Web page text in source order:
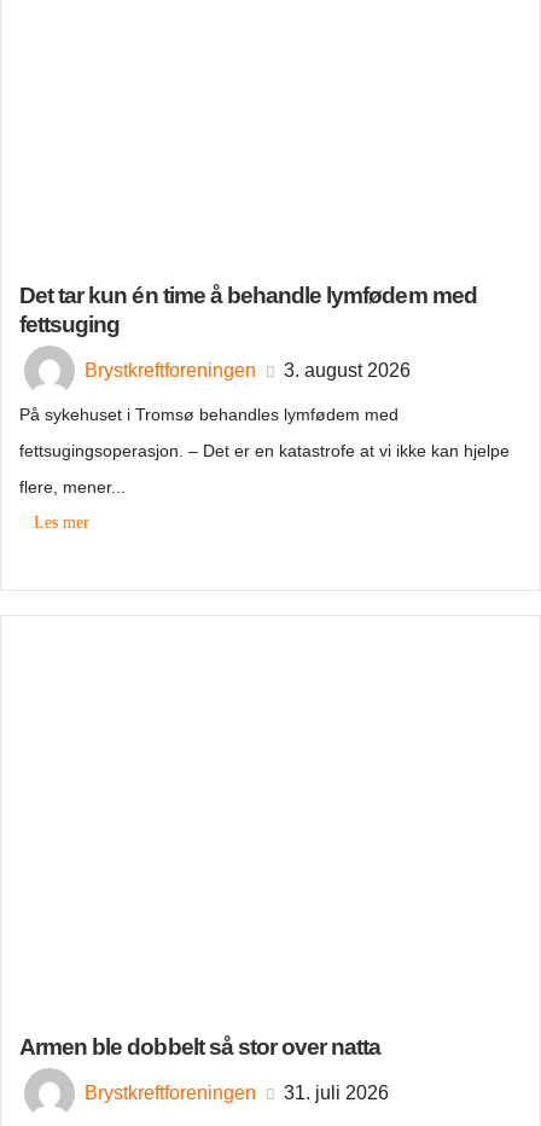
Det tar kun én time å behandle lymfødem med
fettsuging
Brystkreftforeningen 3. august 2026
På sykehuset i Tromsø behandles lymfødem med
fettsugingsoperasjon. – Det er en katastrofe at vi ikke kan hjelpe
flere, mener...
Les mer
Armen ble dobbelt så stor over natta
Brystkreftforeningen 31. juli 2026